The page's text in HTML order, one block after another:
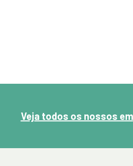
Veja todos os nossos